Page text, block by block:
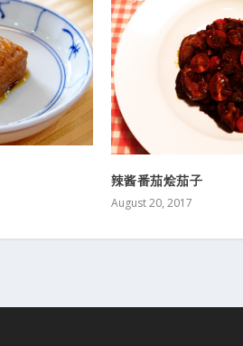
辣酱番茄烩茄子
August 20, 2017